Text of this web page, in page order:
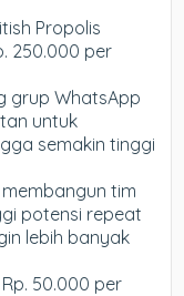
Propolis
250.000 per
grup WhatsApp
untuk
semakin tinggi
tim
potensi repeat
lebih banyak
50.000 per